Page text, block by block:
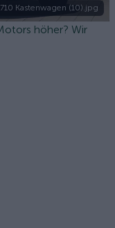
Kastenwagen (10).jpg
höher? Wir